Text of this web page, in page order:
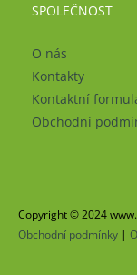
SPOLEČNOST
O nás
Kontakty
Kontaktní
Obchodní
Copyright © 2024
Obchodní podmínky |